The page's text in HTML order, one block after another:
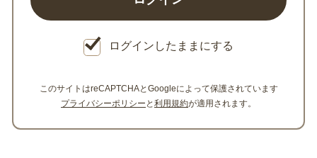
ログインしたままにする
このサイトはreCAPTCHAとGoogleによって保護されています
プライバシーポリシー と 利用規約が適用されます。